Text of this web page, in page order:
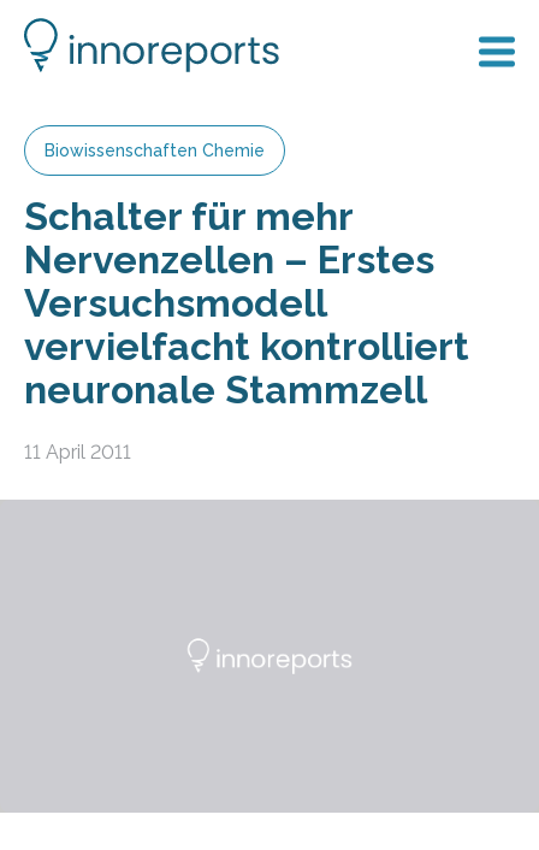
Biowissenschaften Chemie
Schalter für mehr
Nervenzellen – Erstes
Versuchsmodell
vervielfacht kontrolliert
neuronale Stammzell
11 April 2011